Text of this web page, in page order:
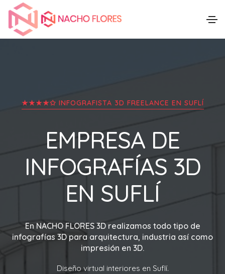
★★★★✩ INFOGRAFISTA 3D FREELANCE EN SUFLÍ
EMPRESA DE
INFOGRAFÍAS 3D
EN SUFLÍ
En NACHO FLORES 3Drealizamos todo tipo de
infografías 3D para arquitectura, industria así como
impresión en 3D.
Diseño virtual interiores en Suflí.